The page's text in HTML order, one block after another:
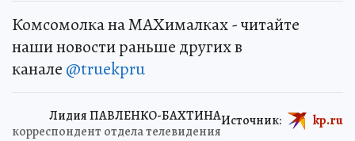
Комсомолка на MAXималках - читайте
наши новости раньше других в
канале @truekpru
Лидия ПАВЛЕНКО-БАХТИНА
корреспондент отдела телевидения
Источник: kp.ru